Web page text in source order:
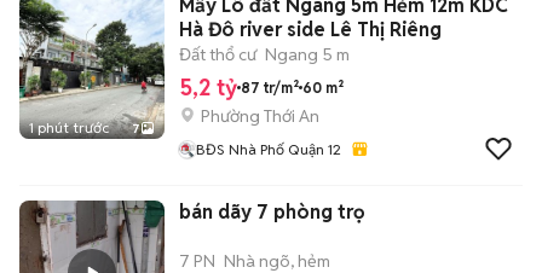
1 phút trước 7
Mấy Lô đất Ngang 5m Hẻm 12m KDC
Hà Đô river side Lê Thị Riêng
Đất thổ cư Ngang 5 m
5,2 tỷ 87 tr/m² 60 m²
Phường Thới An
BĐS Nhà Phố Quận 12
bán dãy 7 phòng trọ
7 PN Nhà ngõ, hẻm